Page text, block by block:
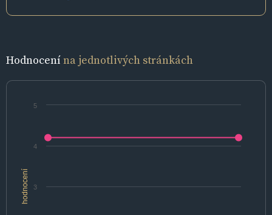
Hodnocenína jednotlivých stránkách
hodnocení 3
4
5